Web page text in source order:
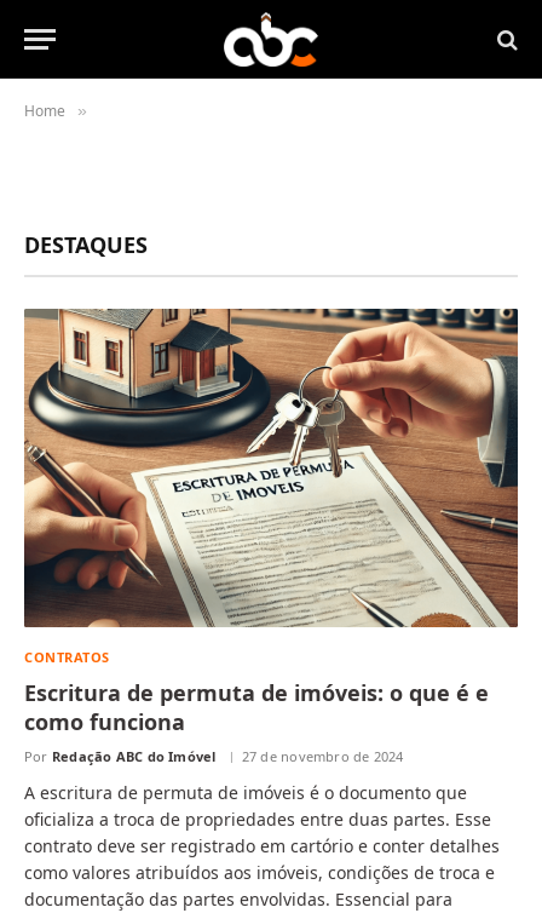
Home »
DESTAQUES
CONTRATOS
Escritura de permuta de imóveis: o que é e
como funciona
Por Redação ABC do Imóvel 27 de novembro de 2024
A escritura de permuta de imóveis é o documento que
oficializa a troca de propriedades entre duas partes. Esse
contrato deve ser registrado em cartório e conter detalhes
como valores atribuídos aos imóveis, condições de troca e
documentação das partes envolvidas. Essencial para